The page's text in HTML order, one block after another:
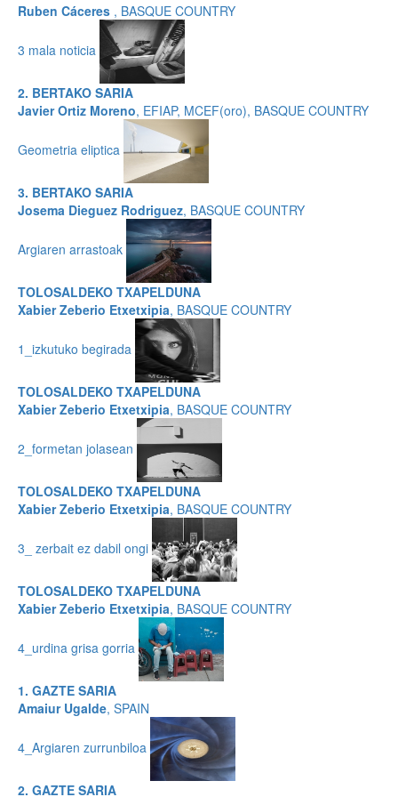
Ruben Cáceres , BASQUE COUNTRY
3 mala noticia
2. BERTAKO SARIA
Javier Ortiz Moreno, EFIAP, MCEF(oro), BASQUE COUNTRY
Geometria eliptica
3. BERTAKO SARIA
Josema Dieguez Rodriguez, BASQUE COUNTRY
Argiaren arrastoak
TOLOSALDEKO TXAPELDUNA
Xabier Zeberio Etxetxipia, BASQUE COUNTRY
1_izkutuko begirada
TOLOSALDEKO TXAPELDUNA
Xabier Zeberio Etxetxipia, BASQUE COUNTRY
2_formetan jolasean
TOLOSALDEKO TXAPELDUNA
Xabier Zeberio Etxetxipia, BASQUE COUNTRY
3_ zerbait ez dabil ongi
TOLOSALDEKO TXAPELDUNA
Xabier Zeberio Etxetxipia, BASQUE COUNTRY
4_urdina grisa gorria
1. GAZTE SARIA
Amaiur Ugalde, SPAIN
4_Argiaren zurrunbiloa
2. GAZTE SARIA